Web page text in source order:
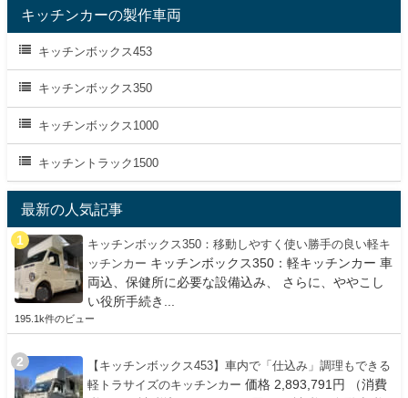
キッチンカーの製作車両
キッチンボックス453
キッチンボックス350
キッチンボックス1000
キッチントラック1500
最新の人気記事
キッチンボックス350：移動しやすく使い勝手の良い軽キ
ッチンカー キッチンボックス350：軽キッチンカー 車
両込、保健所に必要な設備込み、 さらに、ややこし
い役所手続き...
195.1k件のビュー
【キッチンボックス453】車内で「仕込み」調理もできる
軽トラサイズのキッチンカー 価格 2,893,791円 （消費